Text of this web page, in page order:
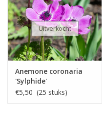
Uitverkocht
Anemone coronaria
'Sylphide'
€5,50 (25 stuks)